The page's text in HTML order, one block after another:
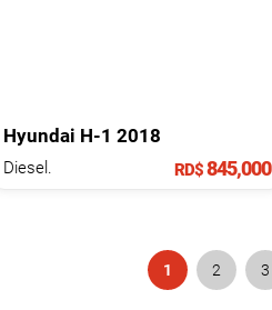
Hyundai H-1 2018
Diesel. RD$845,000
1 2 3